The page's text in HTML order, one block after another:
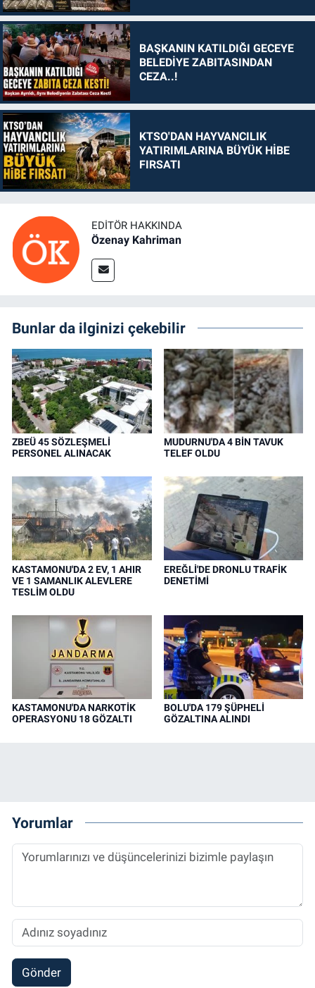
BAŞKANIN KATILDIĞI GECEYE
BELEDİYE ZABITASINDAN
CEZA..!
KTSO'DAN HAYVANCILIK
YATIRIMLARINA BÜYÜK HİBE
FIRSATI
EDITÖR HAKKINDA
Özenay Kahriman
Bunlar da ilginizi çekebilir
ZBEÜ 45 SÖZLEŞMELİ
PERSONEL ALINACAK
MUDURNU'DA 4 BİN TAVUK
TELEF OLDU
KASTAMONU'DA 2 EV, 1 AHIR
VE 1 SAMANLIK ALEVLERE
TESLİM OLDU
EREĞLİ'DE DRONLU TRAFİK
DENETİMİ
KASTAMONU'DA NARKOTİK
OPERASYONU 18 GÖZALTI
BOLU'DA 179 ŞÜPHELİ
GÖZALTINA ALINDI
Yorumlar
Gönder